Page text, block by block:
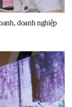
doanh nghiệp